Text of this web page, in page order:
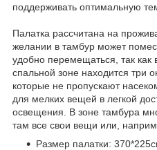
поддерживать оптимальную
Палатка рассчитана на
желании в тамбур может
удобно перемещаться, так как
спальной зоне находится три
которые не пропускают
для мелких вещей в легкой
освещения. В зоне тамбура
там все свои вещи или,
Размер палатки: